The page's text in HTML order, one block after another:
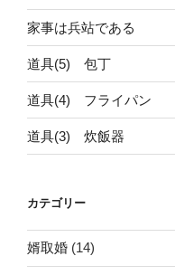
家事は兵站である
道具(5) 包丁
道具(4) フライパン
道具(3) 炊飯器
カテゴリー
婿取婚 (14)